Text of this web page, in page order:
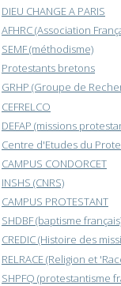
DIEU CHANGE A PARIS
AFHRC (Association
SEMF (méthodisme)
Protestants bretons
GRHP (Groupe de
CEFRELCO
DEFAP (missions
Centre d'Etudes du
CAMPUS CONDORCET
INSHS (CNRS)
CAMPUS PROTESTANT
SHDBF (baptisme
CREDIC (Histoire des
RELRACE (Religion et
SHPFQ (protestantisme